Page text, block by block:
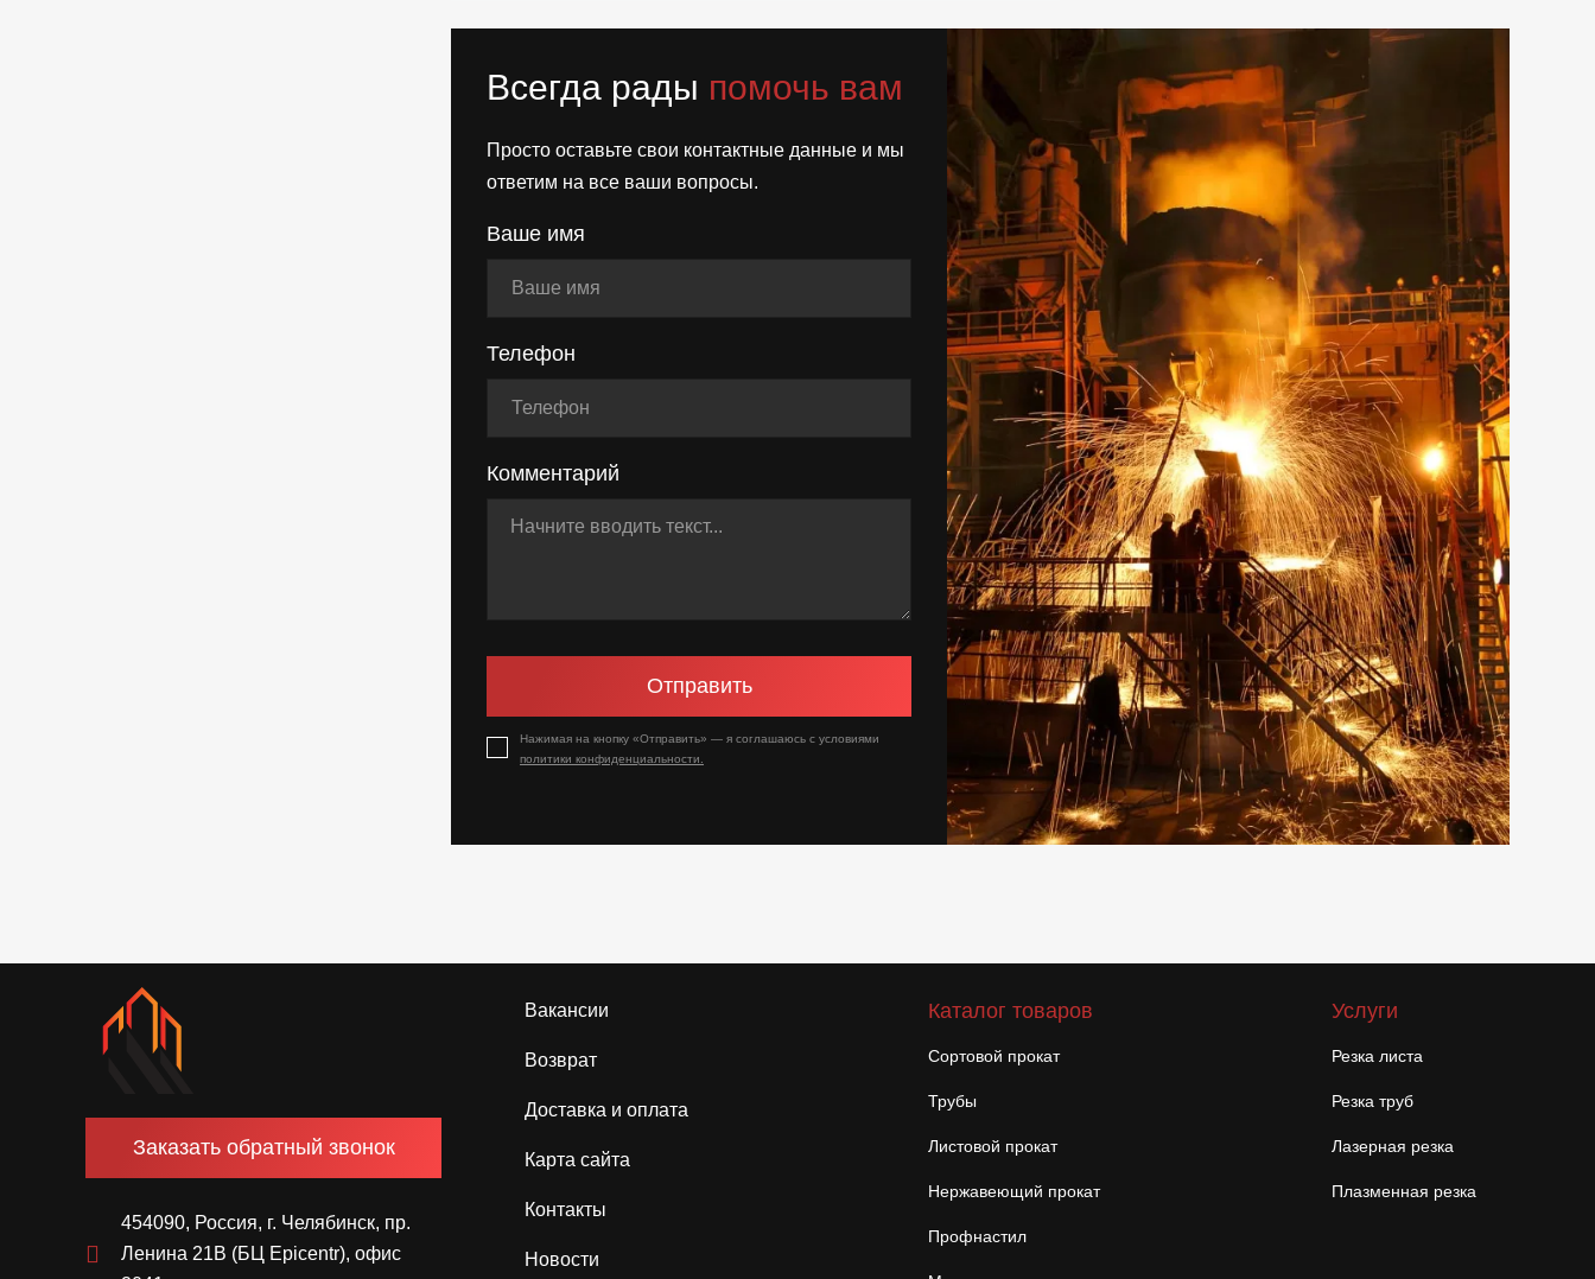
Всегда рады помочь вам
Просто оставьте свои контактные данные и мы
ответим на все ваши вопросы.
Ваше имя
Телефон
Комментарий
Отправить
Нажимая на кнопку «Отправить» — я соглашаюсь с условиями
политики конфиденциальности.
Заказать обратный звонок
454090, Россия, г. Челябинск, пр.
Ленина 21В (БЦ Epicentr), офис
Вакансии
Возврат
Доставка и оплата
Карта сайта
Контакты
Новости
Каталог товаров
Сортовой прокат
Трубы
Листовой прокат
Нержавеющий прокат
Профнастил
Услуги
Резка листа
Резка труб
Лазерная резка
Плазменная резка